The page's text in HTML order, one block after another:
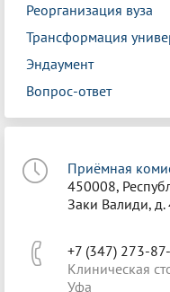
Реорганизация вуза
Трансформация
Эндаумент
Вопрос-ответ
Приёмная
450008,
Заки Валиди,
+7 (347) 273-
Клиническая
Уфа